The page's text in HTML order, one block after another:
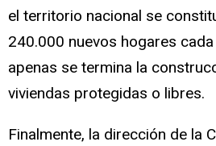
el territorio nacional se
240.000 nuevos hogares
apenas se termina la
viviendas protegidas o libres.
Finalmente, la dirección de la